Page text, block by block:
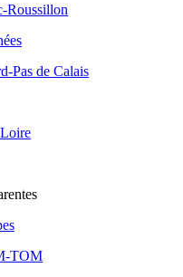
Roussillon
Pas de Calais
TOM